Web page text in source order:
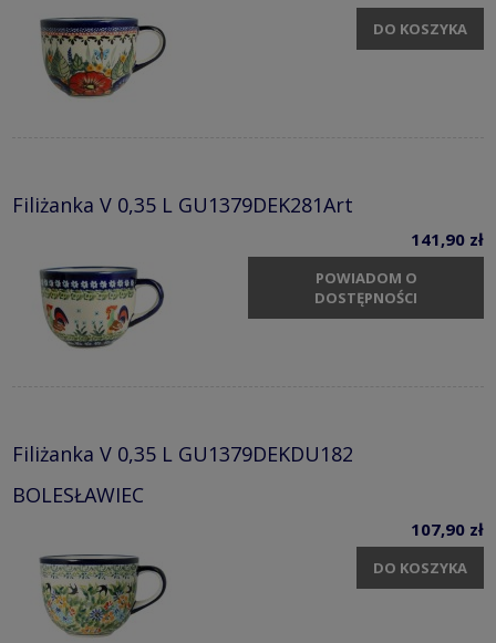
DO KOSZYKA
Filiżanka V 0,35 L GU1379DEK281Art
141,90 zł
POWIADOM O
DOSTĘPNOŚCI
Filiżanka V 0,35 L GU1379DEKDU182
BOLESŁAWIEC
107,90 zł
DO KOSZYKA